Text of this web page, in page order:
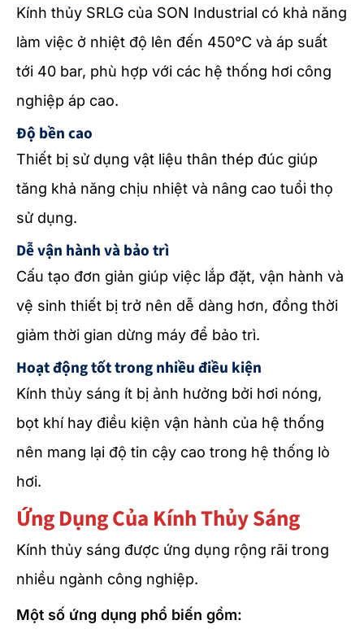
Kính thủy SRLG của SON Industrial có khả năng
làm việc ở nhiệt độ lên đến 450°C và áp suất
tới 40 bar, phù hợp với các hệ thống hơi công
nghiệp áp cao.
Độ bền cao
Thiết bị sử dụng vật liệu thân thép đúc giúp
tăng khả năng chịu nhiệt và nâng cao tuổi thọ
sử dụng.
Dễ vận hành và bảo trì
Cấu tạo đơn giản giúp việc lắp đặt, vận hành và
vệ sinh thiết bị trở nên dễ dàng hơn, đồng thời
giảm thời gian dừng máy để bảo trì.
Hoạt động tốt trong nhiều điều kiện
Kính thủy sáng ít bị ảnh hưởng bởi hơi nóng,
bọt khí hay điều kiện vận hành của hệ thống
nên mang lại độ tin cậy cao trong hệ thống lò
hơi.
Ứng Dụng Của Kính Thủy Sáng
Kính thủy sáng được ứng dụng rộng rãi trong
nhiều ngành công nghiệp.
Một số ứng dụng phổ biến gồm: